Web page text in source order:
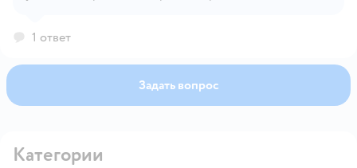
1 ответ
Задать вопрос
Категории